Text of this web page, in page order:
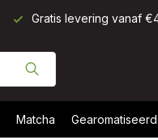
Gratis levering vanaf
Matcha